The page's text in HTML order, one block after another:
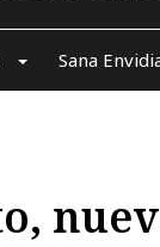
Sana